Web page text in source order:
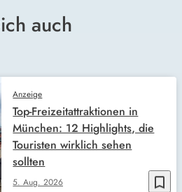
auch
bookmark_border
Anzeige
5. Aug. 2026
Top-Freizeitattraktionen in
München: 12 Highlights, die
Touristen wirklich sehen
sollten